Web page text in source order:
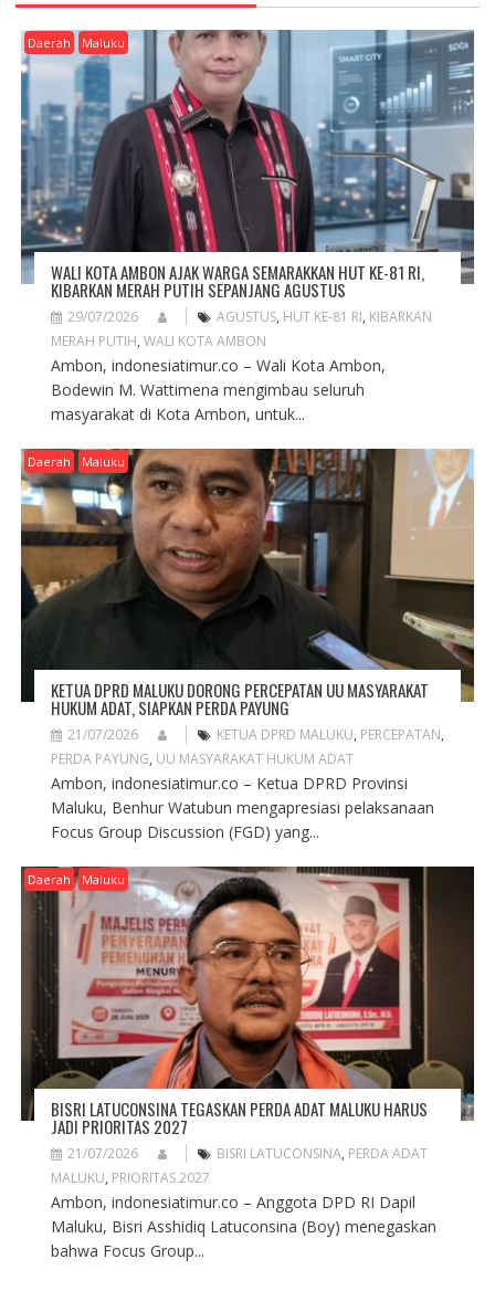
I
G
A
O
N
Daerah Maluku
WALI KOTA AMBON AJAK WARGA SEMARAKKAN HUT KE-81 RI,
KIBARKAN MERAH PUTIH SEPANJANG AGUSTUS
29/07/2026 AGUSTUS, HUT KE-81 RI, KIBARKAN
MERAH PUTIH, WALI KOTA AMBON
Ambon, indonesiatimur.co – Wali Kota Ambon,
Bodewin M. Wattimena mengimbau seluruh
masyarakat di Kota Ambon, untuk...
Daerah Maluku
KETUA DPRD MALUKU DORONG PERCEPATAN UU MASYARAKAT
HUKUM ADAT, SIAPKAN PERDA PAYUNG
21/07/2026 KETUA DPRD MALUKU, PERCEPATAN,
PERDA PAYUNG, UU MASYARAKAT HUKUM ADAT
Ambon, indonesiatimur.co – Ketua DPRD Provinsi
Maluku, Benhur Watubun mengapresiasi pelaksanaan
Focus Group Discussion (FGD) yang...
Daerah Maluku
BISRI LATUCONSINA TEGASKAN PERDA ADAT MALUKU HARUS
JADI PRIORITAS 2027
21/07/2026 BISRI LATUCONSINA, PERDA ADAT
MALUKU, PRIORITAS 2027
Ambon, indonesiatimur.co – Anggota DPD RI Dapil
Maluku, Bisri Asshidiq Latuconsina (Boy) menegaskan
bahwa Focus Group...